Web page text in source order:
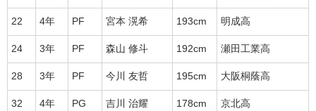
22 4年 PF 宮本 滉希 193cm 明成高
24 3年 PF 森山 修斗 192cm 瀬田工業高
28 3年 PF 今川 友哲 195cm 大阪桐蔭高
32 4年 PG 吉川 治耀 178cm 京北高